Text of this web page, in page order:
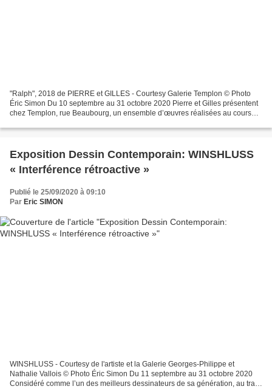
"Ralph", 2018 de PIERRE et GILLES - Courtesy Galerie Templon © Photo
Éric Simon Du 10 septembre au 31 octobre 2020 Pierre et Gilles présentent
chez Templon, rue Beaubourg, un ensemble d’œuvres réalisées au cours
Exposition Dessin Contemporain: WINSHLUSS
« Interférence rétroactive »
Publié le 25/09/2020 à 09:10
Par Eric SIMON
WINSHLUSS - Courtesy de l'artiste et la Galerie Georges-Philippe et
Nathalie Vallois © Photo Éric Simon Du 11 septembre au 31 octobre 2020
Considéré comme l’un des meilleurs dessinateurs de sa génération, au trait